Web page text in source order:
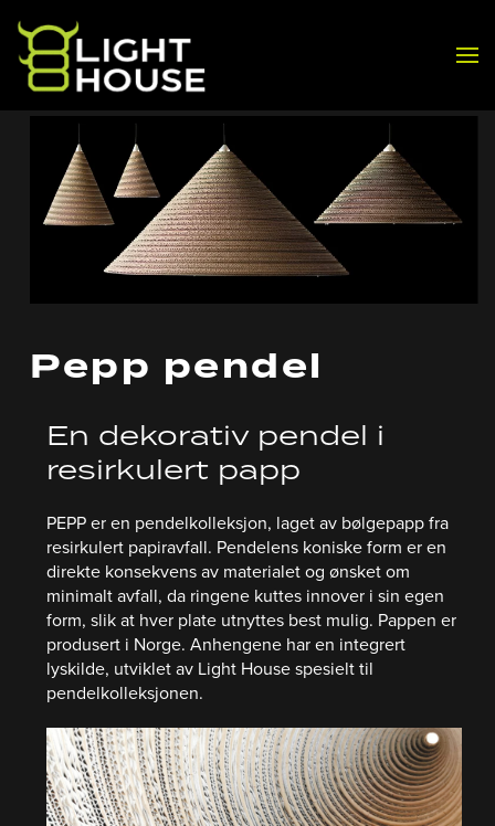
Skip to main content
Pepp pendel
En dekorativ pendel i
resirkulert papp
PEPP er en pendelkolleksjon, laget av bølgepapp fra
resirkulert papiravfall. Pendelens koniske form er en
direkte konsekvens av materialet og ønsket om
minimalt avfall, da ringene kuttes innover i sin egen
form, slik at hver plate utnyttes best mulig. Pappen er
produsert i Norge. Anhengene har en integrert
lyskilde, utviklet av Light House spesielt til
pendelkolleksjonen.